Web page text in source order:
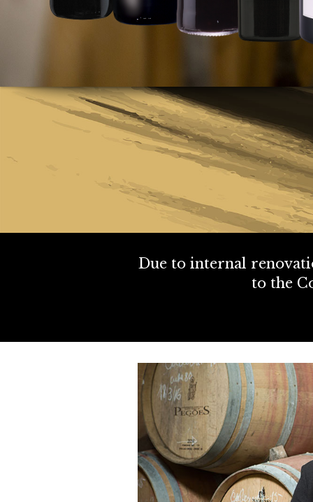
Due to internal
to the